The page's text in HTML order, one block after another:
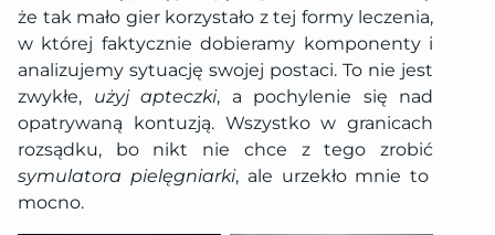
że tak mało gier korzystało z tej formy leczenia,
w której faktycznie dobieramy komponenty i
analizujemy sytuację swojej postaci. To nie jest
zwykłe, użyj apteczki, a pochylenie się nad
opatrywaną kontuzją. Wszystko w granicach
rozsądku, bo nikt nie chce z tego zrobić
symulatora pielęgniarki, ale urzekło mnie to
mocno.